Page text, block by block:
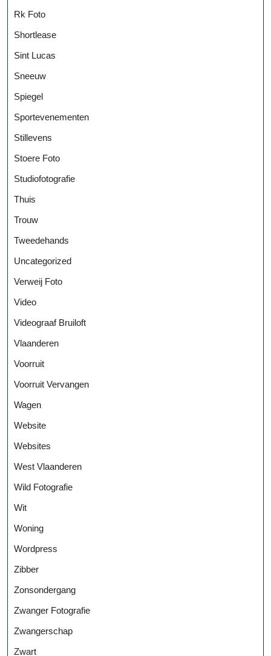
Rk Foto
Shortlease
Sint Lucas
Sneeuw
Spiegel
Sportevenementen
Stillevens
Stoere Foto
Studiofotografie
Thuis
Trouw
Tweedehands
Uncategorized
Verweij Foto
Video
Videograaf Bruiloft
Vlaanderen
Voorruit
Voorruit Vervangen
Wagen
Website
Websites
West Vlaanderen
Wild Fotografie
Wit
Woning
Wordpress
Zibber
Zonsondergang
Zwanger Fotografie
Zwangerschap
Zwart